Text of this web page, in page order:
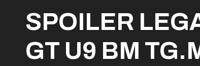
SPOILER
GT U9 BM